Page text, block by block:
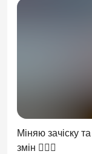
Міняю зачіску
змін 💇🏼‍♀️